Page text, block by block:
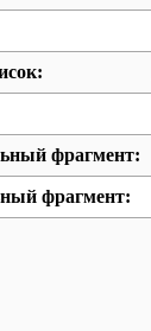
фрагмент:
фрагмент: